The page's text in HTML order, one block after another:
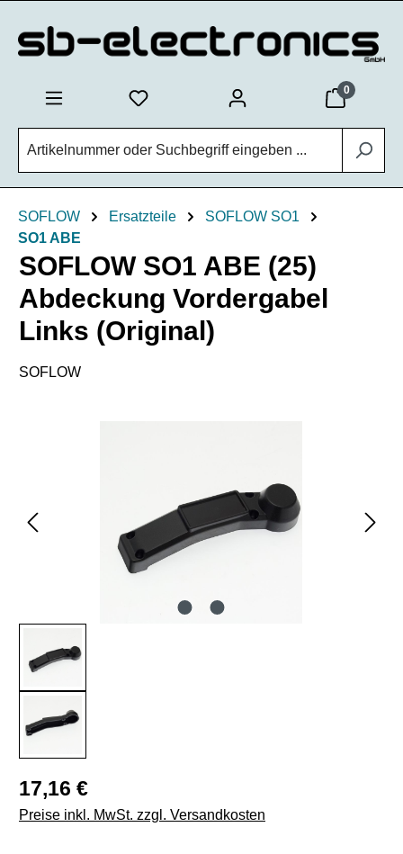
0
SOFLOW Ersatzteile
SOFLOW SO1
SO1 ABE
SOFLOW SO1 ABE (25)
Abdeckung Vordergabel
Links (Original)
SOFLOW
Regulärer Preis:
17,16 €
Preise inkl. MwSt. zzgl. Versandkosten